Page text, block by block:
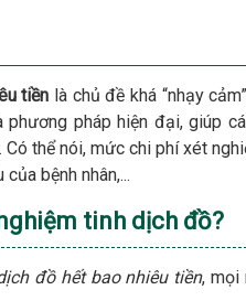
tiền là chủ đề khá “nhạy
pháp hiện đại, giúp
thể nói, mức chi phí xét
bệnh nhân,...
tinh dịch đồ?
đồ hết bao nhiêu tiền, mọi